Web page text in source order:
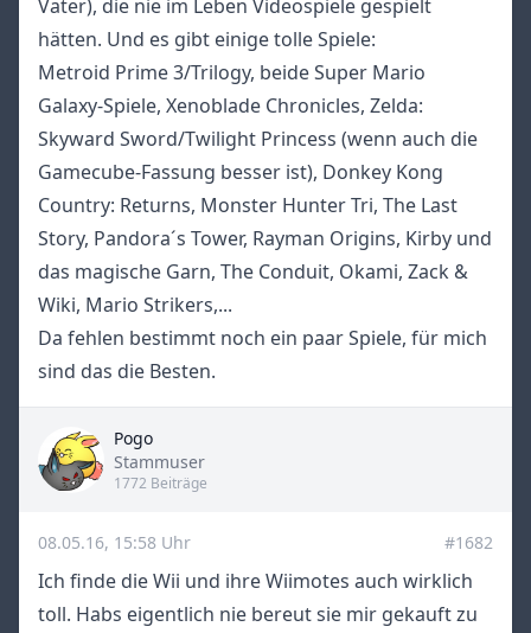
Vater), die nie im Leben Videospiele gespielt
hätten. Und es gibt einige tolle Spiele:
Metroid Prime 3/Trilogy, beide Super Mario
Galaxy-Spiele, Xenoblade Chronicles, Zelda:
Skyward Sword/Twilight Princess (wenn auch die
Gamecube-Fassung besser ist), Donkey Kong
Country: Returns, Monster Hunter Tri, The Last
Story, Pandora´s Tower, Rayman Origins, Kirby und
das magische Garn, The Conduit, Okami, Zack &
Wiki, Mario Strikers,...
Da fehlen bestimmt noch ein paar Spiele, für mich
sind das die Besten.
Pogo
Title
Stammuser
1772 Beiträge
08.05.16, 15:58 Uhr #1682
Ich finde die Wii und ihre Wiimotes auch wirklich
toll. Habs eigentlich nie bereut sie mir gekauft zu